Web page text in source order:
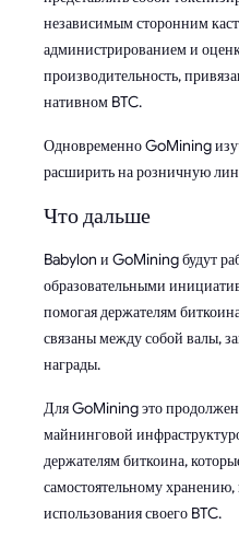
независимым сторонним
администрированием и
производительность,
нативном BTC.
Одновременно GoMining
расширить на розничную
Что дальше
Babylon и GoMining будут
образовательными
помогая держателям
связаны между собой валы,
награды.
Для GoMining это
майнинговой
держателям биткоина,
самостоятельному
использования своего BTC.